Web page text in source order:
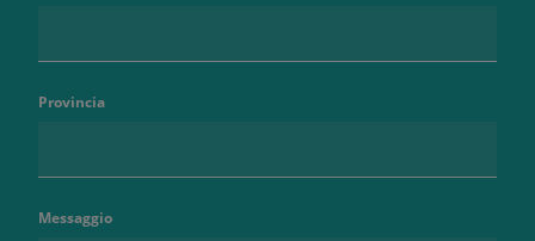
Provincia
Messaggio